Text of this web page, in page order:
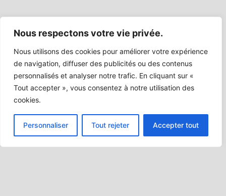
Nous respectons votre vie privée.
Nous utilisons des cookies pour améliorer votre expérience
de navigation, diffuser des publicités ou des contenus
personnalisés et analyser notre trafic. En cliquant sur «
Tout accepter », vous consentez à notre utilisation des
cookies.
Personnaliser Tout rejeter Accepter tout